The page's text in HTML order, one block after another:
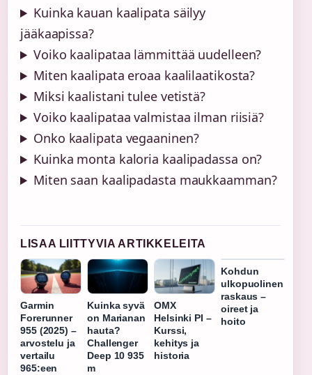
Kuinka kauan kaalipata säilyy
jääkaapissa?
Voiko kaalipataa lämmittää uudelleen?
Miten kaalipata eroaa kaalilaatikosta?
Miksi kaalistani tulee vetistä?
Voiko kaalipataa valmistaa ilman riisiä?
Onko kaalipata vegaaninen?
Kuinka monta kaloria kaalipadassa on?
Miten saan kaalipadasta maukkaamman?
LISAA LIITTYVIA ARTIKKELEITA
Garmin
Forerunner
955 (2025) –
arvostelu ja
vertailu
965:een
Kuinka syvä
on Marianan
hauta?
Challenger
Deep 10 935
m
OMX
Helsinki PI –
Kurssi,
kehitys ja
historia
Kohdun
ulkopuolinen
raskaus –
oireet ja
hoito